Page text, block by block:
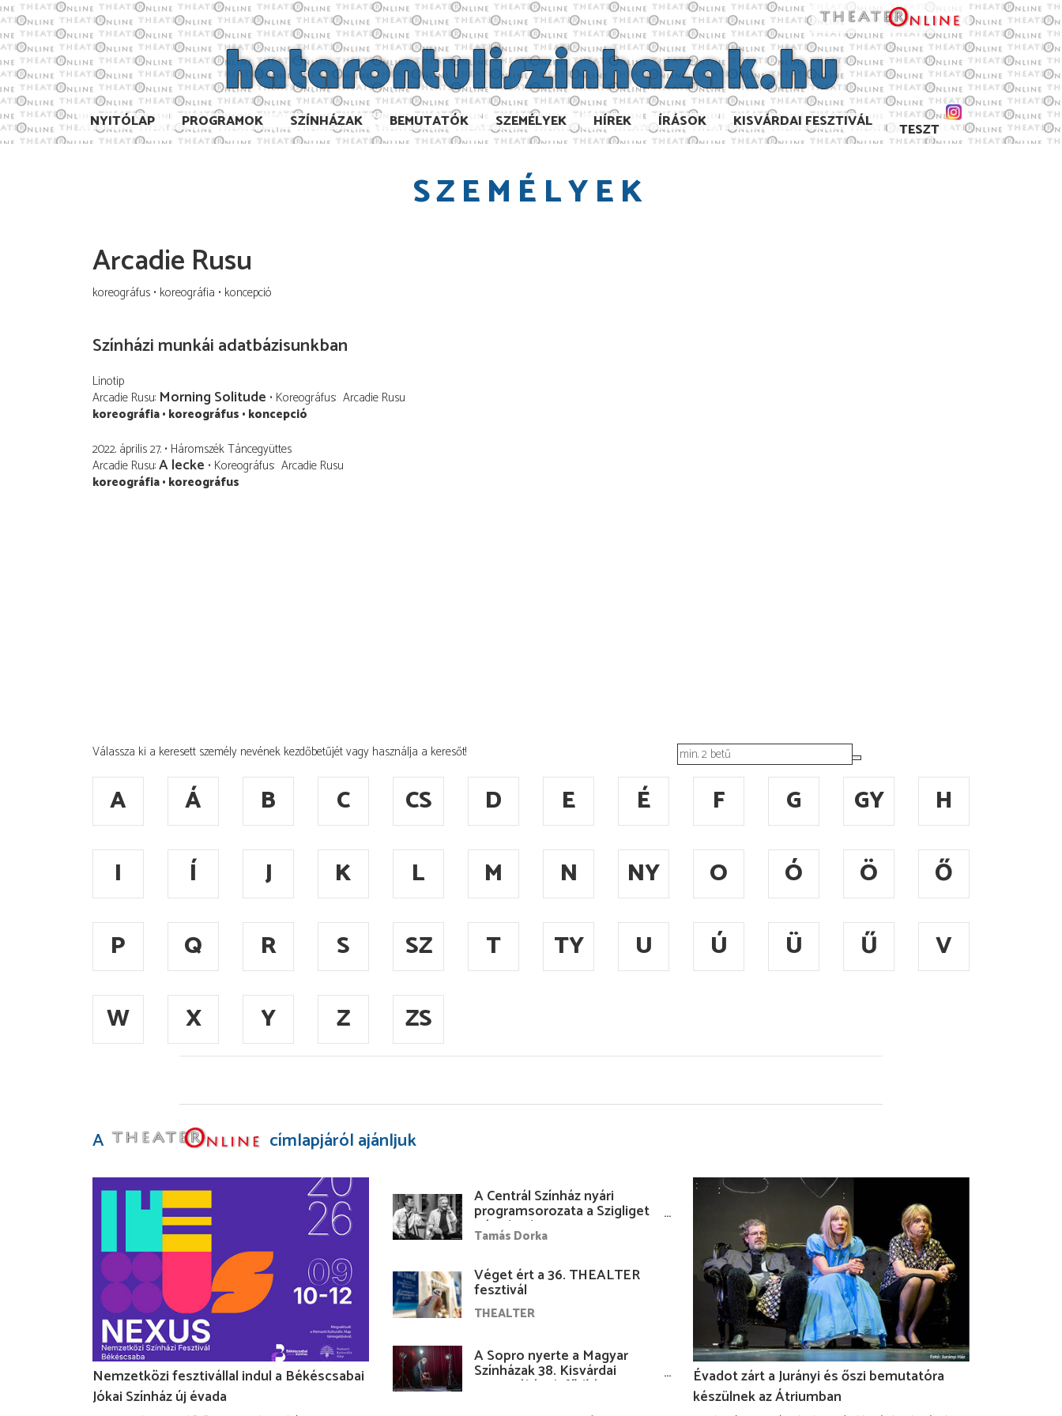
NYITÓLAP PROGRAMOK SZÍNHÁZAK BEMUTATÓK SZEMÉLYEK HÍREK ÍRÁSOK KISVÁRDAI FESZTIVÁL TESZT
SZEMÉLYEK
Arcadie Rusu
koreográfus koreográfia koncepció
Színházi munkái adatbázisunkban
Linotip
Arcadie Rusu Morning Solitude Koreográfus Arcadie Rusu
koreográfia koreográfus koncepció
2022. április 27. Háromszék Táncegyüttes
Arcadie Rusu A lecke Koreográfus Arcadie Rusu
koreográfia koreográfus
Válassza ki a keresett személy nevének kezdőbetűjét vagy használja a keresőt!
A Á B C CS D E É F G GY
H
I
Í J K L M N NY O Ó Ö
Ő
P
Q R S SZ T TY U Ú Ü Ű
V
W
X Y Z ZS
A címlapjáról ajánljuk
Nemzetközi fesztivállal indul a Békéscsabai
Jókai Színház új évada
A Centrál Színház nyári
programsorozata a Szigliget
Várudvarban
Tamás Dorka
Véget ért a 36. THEALTER
fesztivál
THEALTER
A Sopro nyerte a Magyar
Színházak 38. Kisvárdai
Fesztiváljának fődíját
Évadot zárt a Jurányi és őszi bemutatóra
készülnek az Átriumban